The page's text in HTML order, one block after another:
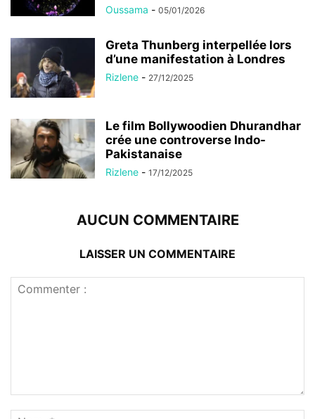
Oussama - 05/01/2026
Greta Thunberg interpellée lors
d’une manifestation à Londres
Rizlene - 27/12/2025
Le film Bollywoodien Dhurandhar
crée une controverse Indo-
Pakistanaise
Rizlene - 17/12/2025
AUCUN COMMENTAIRE
LAISSER UN COMMENTAIRE